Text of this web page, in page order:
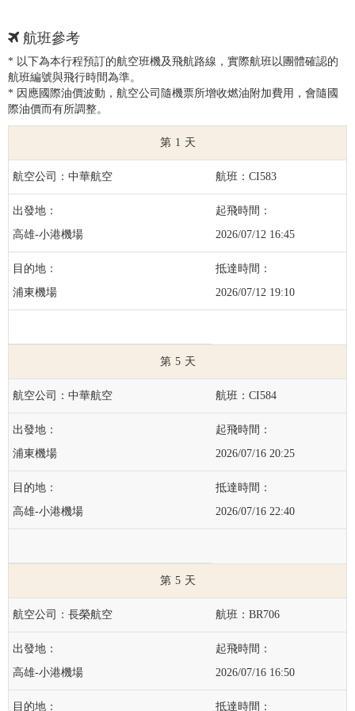
航班參考
* 以下為本行程預訂的航空班機及飛航路線，實際航班以團體確認的
航班編號與飛行時間為準。
* 因應國際油價波動，航空公司隨機票所增收燃油附加費用，會隨國
際油價而有所調整。
1
中華航空 CI583
高雄-小港機場 2026/07/12 16:45
浦東機場 2026/07/12 19:10
5
中華航空 CI584
浦東機場 2026/07/16 20:25
高雄-小港機場 2026/07/16 22:40
5
長榮航空 BR706
高雄-小港機場 2026/07/16 16:50